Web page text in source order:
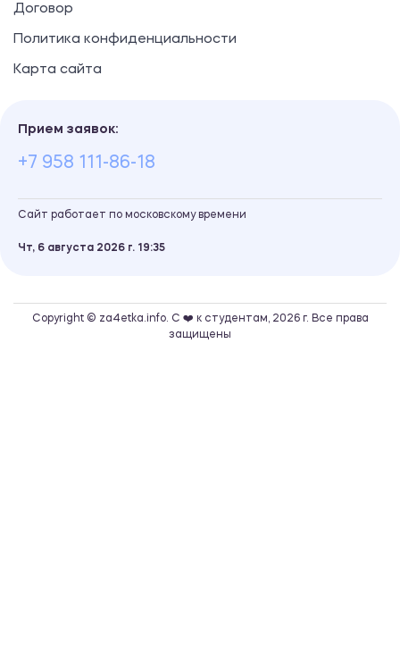
Договор
Политика конфиденциальности
Карта сайта
Прием заявок:
+7 958 111-86-18
Сайт работает по московскому времени
Чт, 6 августа 2026 г. 19 35
Copyright © za4etka.info. С ❤️ к студентам, 2026 г. Все права
защищены